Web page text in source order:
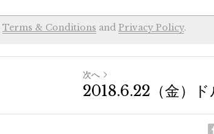
Terms & Conditions and Privacy Policy.
次へ
2018.6.22（金）ド